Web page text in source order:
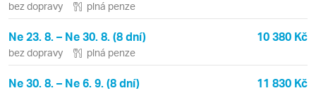
bez dopravy plná penze
Ne 23. 8. – Ne 30. 8. (8 dní) 10 380 Kč
bez dopravy plná penze
Ne 30. 8. – Ne 6. 9. (8 dní) 11 830 Kč